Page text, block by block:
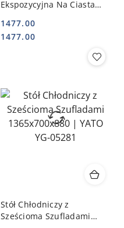
Ekspozycyjna Na Ciasta
852170
Cena:
1477.00
Cena:
1477.00
Stół Chłodniczy z
Sześcioma Szufladami